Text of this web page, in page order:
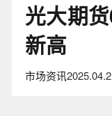
光大期
新高
市场资讯